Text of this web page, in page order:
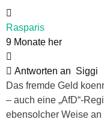
Rasparis
9 Monate her
Antworten an Siggi
Das fremde Geld
– auch eine „AfD“-
ebensolcher Weise